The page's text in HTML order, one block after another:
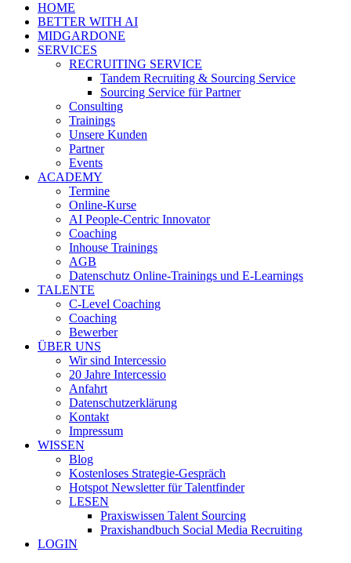
HOME
BETTER WITH AI
MIDGARDONE
SERVICES
RECRUITING SERVICE
Tandem Recruiting & Sourcing Service
Sourcing Service für Partner
Consulting
Trainings
Unsere Kunden
Partner
Events
ACADEMY
Termine
Online-Kurse
AI People-Centric Innovator
Coaching
Inhouse Trainings
AGB
Datenschutz Online-Trainings und E-Learnings
TALENTE
C-Level Coaching
Coaching
Bewerber
ÜBER UNS
Wir sind Intercessio
20 Jahre Intercessio
Anfahrt
Datenschutzerklärung
Kontakt
Impressum
WISSEN
Blog
Kostenloses Strategie-Gespräch
Hotspot Newsletter für Talentfinder
LESEN
Praxiswissen Talent Sourcing
Praxishandbuch Social Media Recruiting
LOGIN